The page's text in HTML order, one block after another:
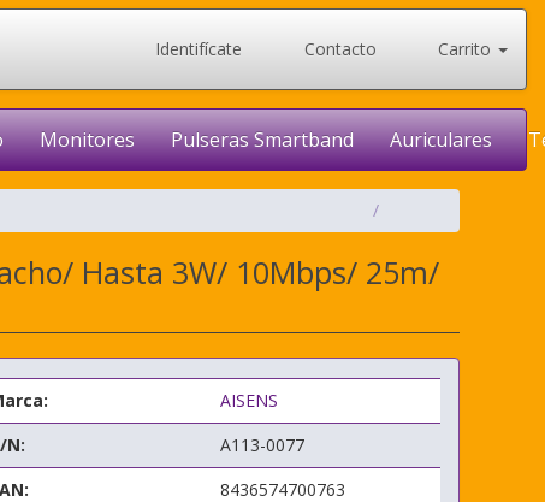
Identifícate Contacto Carrito
Monitores Pulseras Smartband Auriculares
Hasta 3W/ 10Mbps/ 25m/
AISENS
N:
A113-0077
8436574700763